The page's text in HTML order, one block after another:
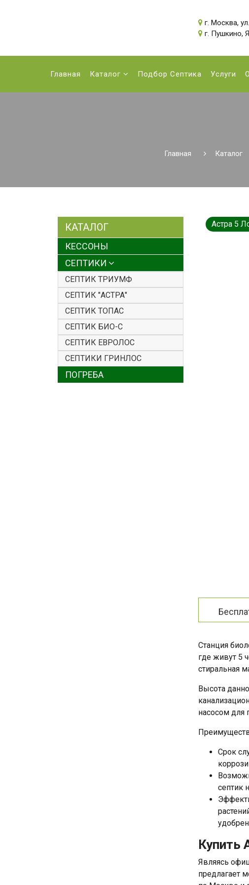
г. Москва,
г. Пушкино,
Главная Каталог Подбор Септика Услуги
Главная Каталог
КАТАЛОГ
КЕССОНЫ
СЕПТИКИ
СЕПТИК ТРИУМФ
СЕПТИК "АСТРА"
СЕПТИК ТОПАС
СЕПТИК БИО-С
СЕПТИК ЕВРОЛОС
СЕПТИКИ ГРИНЛОС
ПОГРЕБА
Астра 5
Станция
где живут 5
стиральная
Высота
насосом для
Срок
септик
Купить
Являясь
предлагает